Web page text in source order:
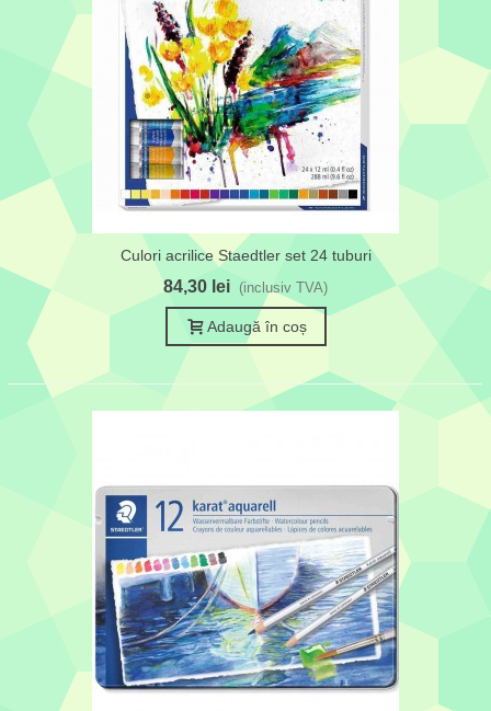
Culori acrilice Staedtler set 24 tuburi
84,30 lei (inclusiv TVA)
Adaugă în coș